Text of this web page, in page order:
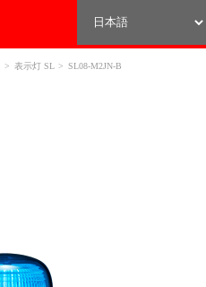
表示灯 SL SL08-M2JN-B